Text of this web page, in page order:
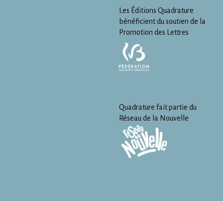
Les Éditions Quadrature
bénéficient du soutien de la
Promotion des Lettres
Quadrature fait partie du
Réseau de la Nouvelle